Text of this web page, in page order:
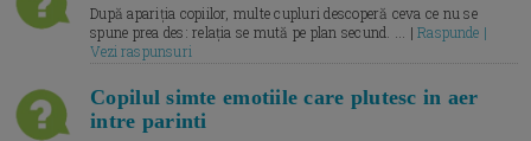
După apariția copiilor, multe cupluri descoperă ceva ce nu se
spune prea des: relația se mută pe plan secund. ... |Raspunde |
Vezi raspunsuri
Copilul simte emotiile care plutesc in aer
intre parinti